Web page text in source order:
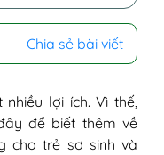
cho trẻ sơ sinh
lăng cho bé
Chia sẻ bài viết
lợi ích. Vì thế,
để biết thêm về
cho trẻ sơ sinh và